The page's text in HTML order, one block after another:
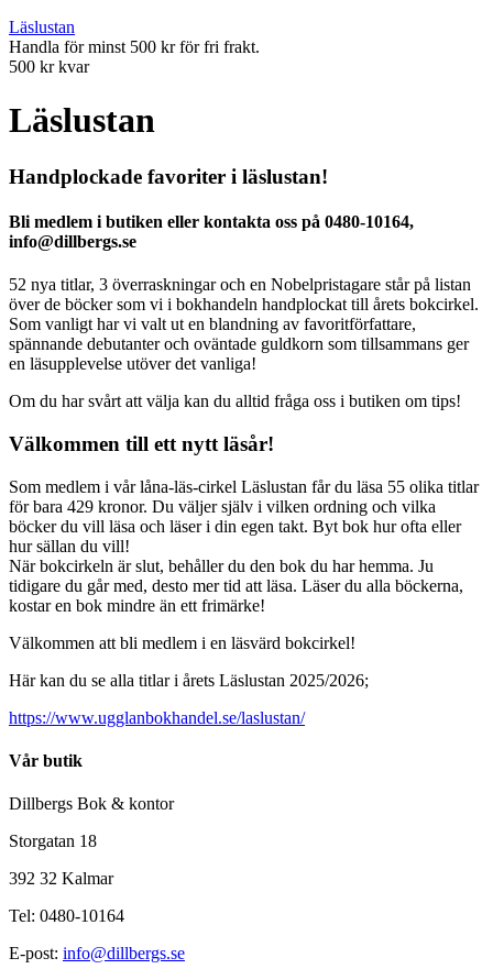
Läslustan
Handla för minst 500 kr för fri frakt.
500 kr kvar
Läslustan
Handplockade favoriter i läslustan!
Bli medlem i butiken eller kontakta oss på 0480-10164,
info@dillbergs.se
52 nya titlar, 3 överraskningar och en Nobelpristagare står på listan
över de böcker som vi i bokhandeln handplockat till årets bokcirkel.
Som vanligt har vi valt ut en blandning av favoritförfattare,
spännande debutanter och oväntade guldkorn som tillsammans ger
en läsupplevelse utöver det vanliga!
Om du har svårt att välja kan du alltid fråga oss i butiken om tips!
Välkommen till ett nytt läsår!
Som medlem i vår låna-läs-cirkel Läslustan får du läsa 55 olika titlar
för bara 429 kronor. Du väljer själv i vilken ordning och vilka
böcker du vill läsa och läser i din egen takt. Byt bok hur ofta eller
hur sällan du vill!
När bokcirkeln är slut, behåller du den bok du har hemma. Ju
tidigare du går med, desto mer tid att läsa. Läser du alla böckerna,
kostar en bok mindre än ett frimärke!
Välkommen att bli medlem i en läsvärd bokcirkel!
Här kan du se alla titlar i årets Läslustan 2025/2026;
https://www.ugglanbokhandel.se/laslustan/
Vår butik
Dillbergs Bok & kontor
Storgatan 18
392 32 Kalmar
Tel: 0480-10164
E-post: info@dillbergs.se